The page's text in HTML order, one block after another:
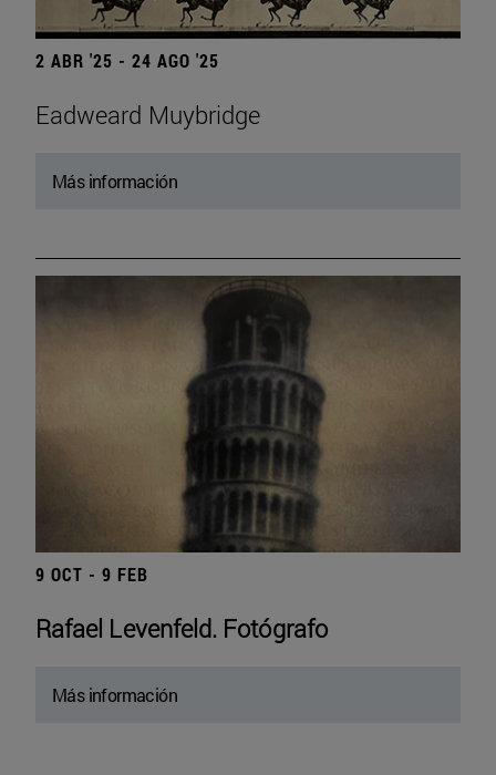
2 ABR '25 - 24 AGO '25
Eadweard Muybridge
Más información
9 OCT - 9 FEB
Rafael Levenfeld. Fotógrafo
Más información